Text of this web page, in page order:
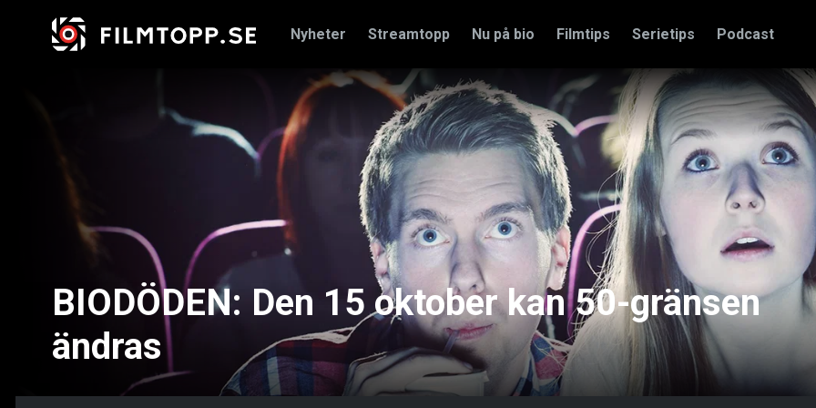
Nyheter Streamtopp Nu på bio Filmtips Serietips Podcast
BIODÖDEN: Den 15 oktober kan 50-gränsen
ändras